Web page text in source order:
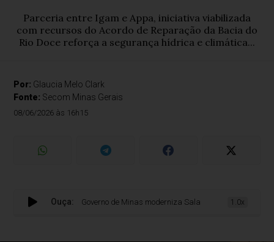
Parceria entre Igam e Appa, iniciativa viabilizada
com recursos do Acordo de Reparação da Bacia do
Rio Doce reforça a segurança hídrica e climática...
Por: Glaucia Melo Clark
Fonte: Secom Minas Gerais
08/06/2026 às 16h15
Ouça:Governo de Minas moderniza Sala de Situação de1.0x